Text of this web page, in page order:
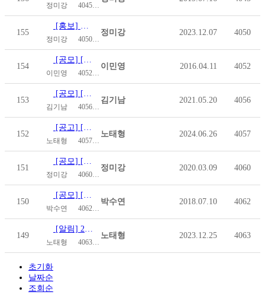
정미강 4045
155
[홍보] 서울사이버대학교 통합건강관리학과 신편입생 모집 안내
정미강 4050
정미강 2023.12.07 4050
154
[공모] [한국장애인재단][특별기획사업] 연대사업, 국제대회 공…
이민영 4052
이민영 2016.04.11 4052
153
[공모] [사회복지공동모금회] 온라인배분사업
김기남 4056
김기남 2021.05.20 4056
152
[공고] [한국장애인개발원] 2024년 제1차 중증장애인직업재활…
노태형 4057
노태형 2024.06.26 4057
151
[공모] [한국장애인개발원]「제2회 유니버설디자인 아이디어공모전…
정미강 4060
정미강 2020.03.09 4060
150
[공모] [생명보험사회공원위원회] 장애인 신청방법 매뉴얼 - 전…
박수연 4062
박수연 2018.07.10 4062
149
[알림] 2024년도 쌍용곰두리장학생 지원신청 안내
노태형 4063
노태형 2023.12.25 4063
초기화
날짜순
조회순